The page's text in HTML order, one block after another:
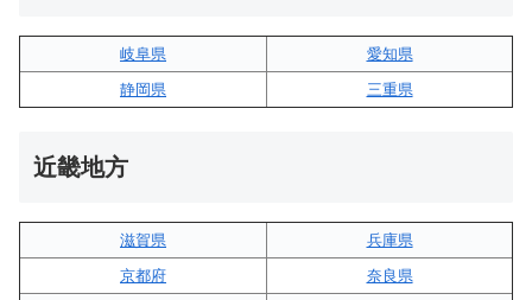
岐阜県
愛知県
静岡県
三重県
近畿地方
滋賀県
兵庫県
京都府
奈良県